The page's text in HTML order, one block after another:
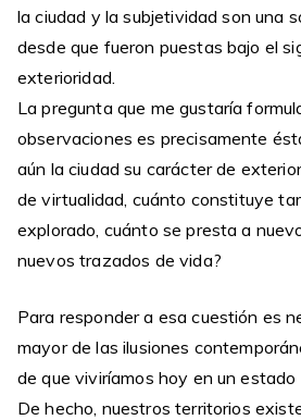
la ciudad y la subjetividad son una
desde que fueron puestas bajo el
exterioridad.
La pregunta que me gustaría
observaciones es precisamente
aún la ciudad su carácter de
de virtualidad, cuánto constituye
explorado, cuánto se presta a
nuevos trazados de vida?
Para responder a esa cuestión es
mayor de las ilusiones
de que viviríamos hoy en un estado
De hecho, nuestros territorios